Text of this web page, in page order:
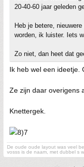
20-40-60 jaar geleden
Heb je betere,
worden, ik luister. Iets
Zo niet, dan heet dat
Ik heb wel een ideetje.
Ze zijn daar overigens
Knettergek.
De oude oude layout was veel
vosss is de naam, met dubbel s